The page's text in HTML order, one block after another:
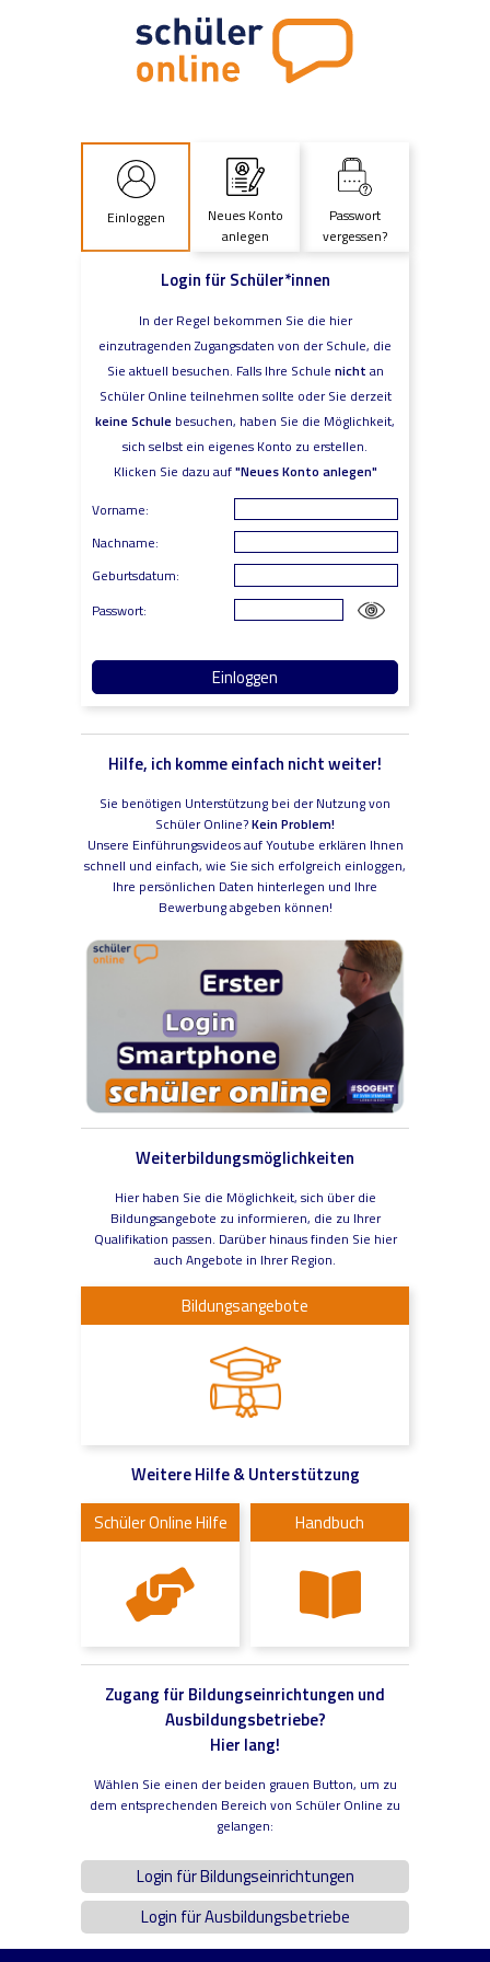
Weiterbildungsmöglichkeiten
Hier haben Sie die Möglichkeit, sich über die
Bildungsangebote zu informieren, die zu Ihrer
Qualifikation passen. Darüber hinaus finden Sie hier
auch Angebote in Ihrer Region.
Bildungsangebote
Weitere Hilfe & Unterstützung
Schüler Online Hilfe
Handbuch
Einloggen
Neues Konto
anlegen
Passwort
vergessen?
Login für Schüler*innen
In der Regel bekommen Sie die hier
einzutragenden Zugangsdaten von der Schule, die
Sie aktuell besuchen. Falls Ihre Schule nicht an
Schüler Online teilnehmen sollte oder Sie derzeit
keine Schule besuchen, haben Sie die Möglichkeit,
sich selbst ein eigenes Konto zu erstellen.
Klicken Sie dazu auf"Neues Konto anlegen"
Vorname:
Nachname:
Geburtsdatum:
Passwort:
Zugang für Bildungseinrichtungen und
Ausbildungsbetriebe?
Hier lang!
Wählen Sie einen der beiden grauen Button, um zu
dem entsprechenden Bereich von Schüler Online zu
gelangen:
Login für Bildungseinrichtungen
Login für Ausbildungsbetriebe
Hilfe, ich komme einfach nicht weiter!
Sie benötigen Unterstützung bei der Nutzung von
Schüler Online?Kein Problem!
Unsere Einführungsvideos auf Youtube erklären Ihnen
schnell und einfach, wie Sie sich erfolgreich einloggen,
Ihre persönlichen Daten hinterlegen und Ihre
Bewerbung abgeben können!